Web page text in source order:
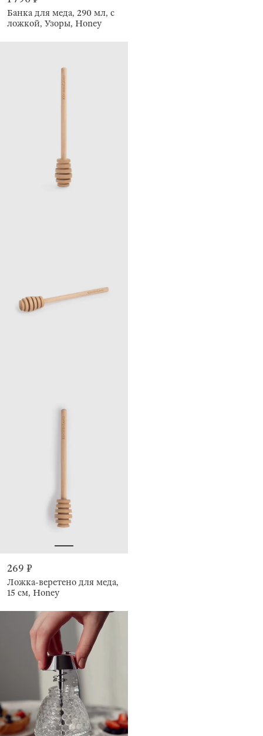
Банка для меда, 290 мл, с
ложкой, Узоры, Honey
269 ₽
Ложка-веретено для меда,
15 см, Honey